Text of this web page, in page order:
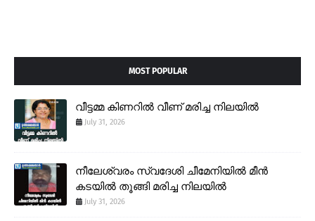
MOST POPULAR
വീട്ടമ്മ കിണറിൽ വീണ് മരിച്ച നിലയിൽ
July 31, 2026
നീലേശ്വരം സ്വദേശി ചീമേനിയിൽ മീൻ
കടയിൽ തൂങ്ങി മരിച്ച നിലയിൽ
July 31, 2026